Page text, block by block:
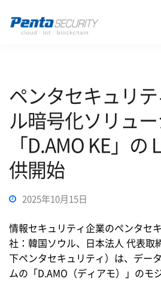
ペンタセキュリ
ル暗号化ソリュ
「D.AMO KE」の
供開始
2025年10月15日
情報セキュリティ企業のペンタセ
社：韓国ソウル、日本法人 代表取
下ペンタセキュリティ）は、デー
ムの「D.AMO（ディアモ）」のモ